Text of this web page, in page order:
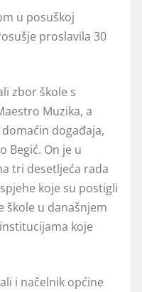
u posuškoj
proslavila 30
zbor škole s
Muzika, a
događaja,
Begić. On je u
tri desetljeća rada
koje su postigli
škole u današnjem
koje
i načelnik općine